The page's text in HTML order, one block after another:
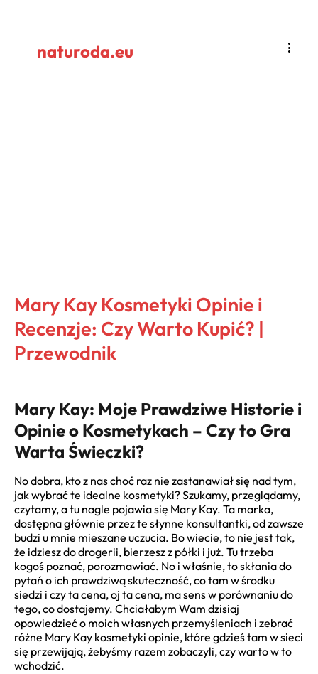
naturoda.eu
Mary Kay Kosmetyki Opinie i
Recenzje: Czy Warto Kupić? |
Przewodnik
Mary Kay: Moje Prawdziwe Historie i
Opinie o Kosmetykach – Czy to Gra
Warta Świeczki?
No dobra, kto z nas choć raz nie zastanawiał się nad tym,
jak wybrać te idealne kosmetyki? Szukamy, przeglądamy,
czytamy, a tu nagle pojawia się Mary Kay. Ta marka,
dostępna głównie przez te słynne konsultantki, od zawsze
budzi u mnie mieszane uczucia. Bo wiecie, to nie jest tak,
że idziesz do drogerii, bierzesz z półki i już. Tu trzeba
kogoś poznać, porozmawiać. No i właśnie, to skłania do
pytań o ich prawdziwą skuteczność, co tam w środku
siedzi i czy ta cena, oj ta cena, ma sens w porównaniu do
tego, co dostajemy. Chciałabym Wam dzisiaj
opowiedzieć o moich własnych przemyśleniach i zebrać
różne Mary Kay kosmetyki opinie, które gdzieś tam w sieci
się przewijają, żebyśmy razem zobaczyli, czy warto w to
wchodzić.